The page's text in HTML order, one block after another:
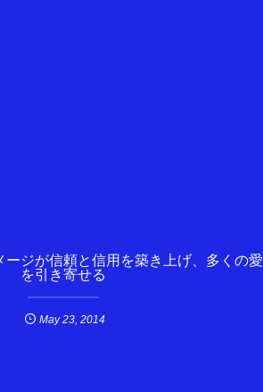
ージが信頼と信用を築き上げ、多くの愛
を引き寄せる
May 23, 2014